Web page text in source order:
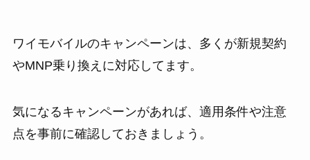
ワイモバイルのキャンペーンは、多くが新規契約
やMNP乗り換えに対応してます。
気になるキャンペーンがあれば、適用条件や注意
点を事前に確認しておきましょう。